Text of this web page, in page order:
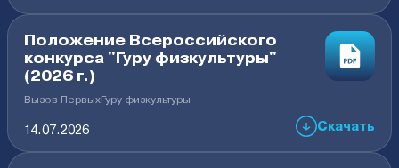
Положение Всероссийского
конкурса "Гуру физкультуры"
(2026 г.)
Вызов ПервыхГуру физкультуры
14.07.2026 Скачать